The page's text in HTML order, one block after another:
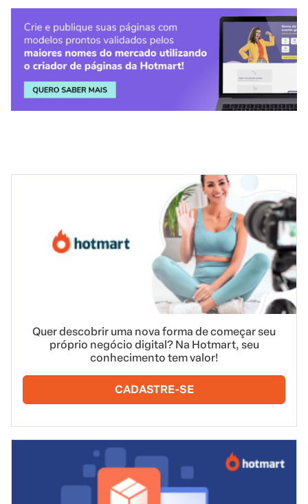
Quer descobrir uma nova forma de começar seu
próprio negócio digital? Na Hotmart, seu
conhecimento tem valor!
CADASTRE-SE